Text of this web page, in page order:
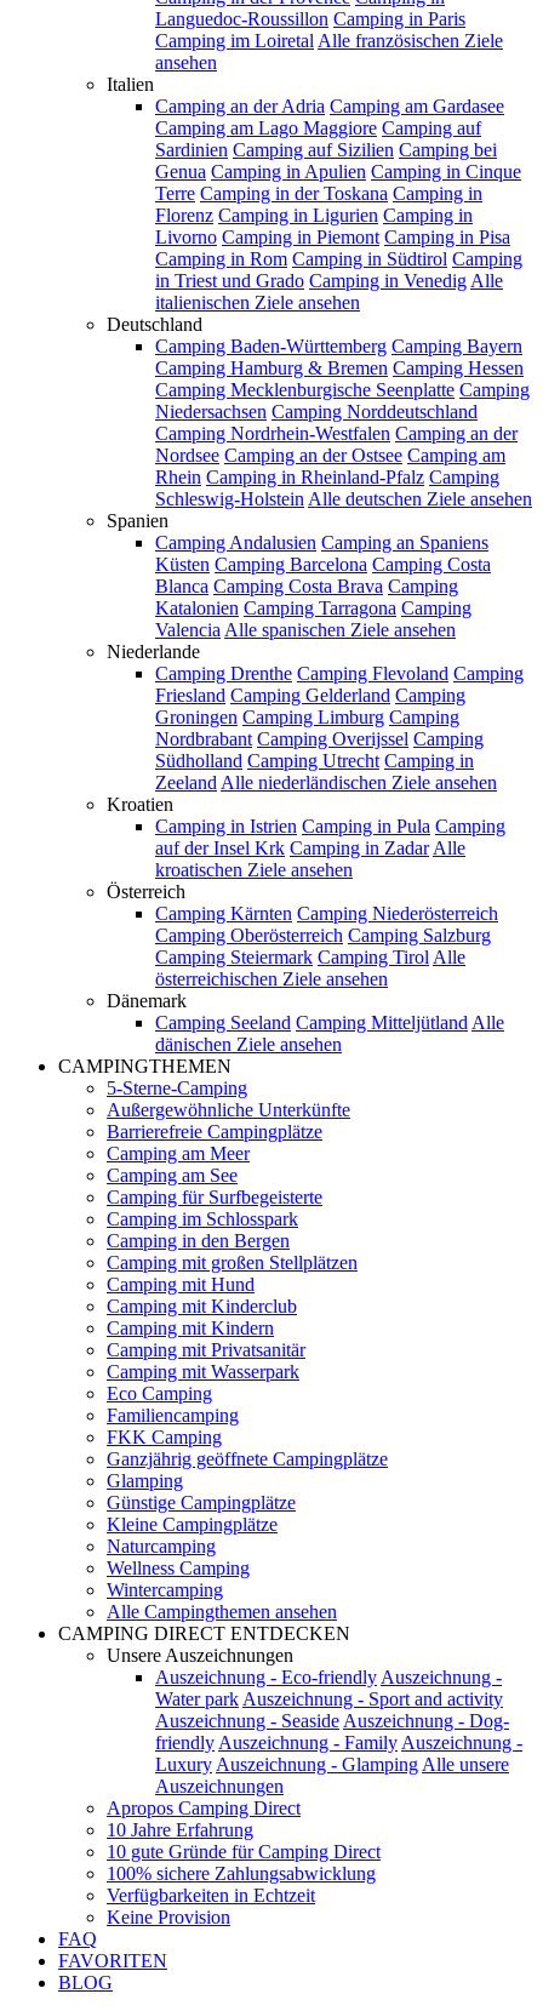
Languedoc-Roussillon Camping in Paris
Camping im Loiretal Alle französischen Ziele
ansehen
Italien
Camping an der Adria Camping am Gardasee
Camping am Lago Maggiore Camping auf
Sardinien Camping auf Sizilien Camping bei
Genua Camping in Apulien Camping in Cinque
Terre Camping in der Toskana Camping in
Florenz Camping in Ligurien Camping in
Livorno Camping in Piemont Camping in Pisa
Camping in Rom Camping in Südtirol Camping
in Triest und Grado Camping in Venedig Alle
italienischen Ziele ansehen
Deutschland
Camping Baden-Württemberg Camping Bayern
Camping Hamburg & Bremen Camping Hessen
Camping Mecklenburgische Seenplatte Camping
Niedersachsen Camping Norddeutschland
Camping Nordrhein-Westfalen Camping an der
Nordsee Camping an der Ostsee Camping am
Rhein Camping in Rheinland-Pfalz Camping
Schleswig-Holstein Alle deutschen Ziele ansehen
Spanien
Camping Andalusien Camping an Spaniens
Küsten Camping Barcelona Camping Costa
Blanca Camping Costa Brava Camping
Katalonien Camping Tarragona Camping
Valencia Alle spanischen Ziele ansehen
Niederlande
Camping Drenthe Camping Flevoland Camping
Friesland Camping Gelderland Camping
Groningen Camping Limburg Camping
Nordbrabant Camping Overijssel Camping
Südholland Camping Utrecht Camping in
Zeeland Alle niederländischen Ziele ansehen
Kroatien
Camping in Istrien Camping in Pula Camping
auf der Insel Krk Camping in Zadar Alle
kroatischen Ziele ansehen
Österreich
Camping Kärnten Camping Niederösterreich
Camping Oberösterreich Camping Salzburg
Camping Steiermark Camping Tirol Alle
österreichischen Ziele ansehen
Dänemark
Camping Seeland Camping Mitteljütland Alle
dänischen Ziele ansehen
CAMPINGTHEMEN
5-Sterne-Camping
Außergewöhnliche Unterkünfte
Barrierefreie Campingplätze
Camping am Meer
Camping am See
Camping für Surfbegeisterte
Camping im Schlosspark
Camping in den Bergen
Camping mit großen Stellplätzen
Camping mit Hund
Camping mit Kinderclub
Camping mit Kindern
Camping mit Privatsanitär
Camping mit Wasserpark
Eco Camping
Familiencamping
FKK Camping
Ganzjährig geöffnete Campingplätze
Glamping
Günstige Campingplätze
Kleine Campingplätze
Naturcamping
Wellness Camping
Wintercamping
Alle Campingthemen ansehen
CAMPING DIRECT ENTDECKEN
Unsere Auszeichnungen
Auszeichnung - Eco-friendly Auszeichnung -
Water park Auszeichnung - Sport and activity
Auszeichnung - Seaside Auszeichnung - Dog-
friendly Auszeichnung - Family Auszeichnung -
Luxury Auszeichnung - Glamping Alle unsere
Auszeichnungen
Apropos Camping Direct
10 Jahre Erfahrung
10 gute Gründe für Camping Direct
100% sichere Zahlungsabwicklung
Verfügbarkeiten in Echtzeit
Keine Provision
FAQ
FAVORITEN
BLOG